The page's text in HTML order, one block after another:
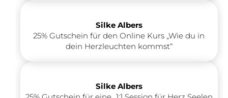
Silke Albers
25% Gutschein für den Online Kurs „Wie du in
dein Herzleuchten kommst“
Silke Albers